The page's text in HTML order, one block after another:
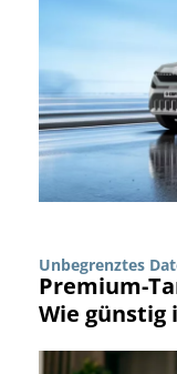
Unbegrenztes
Premium-
Wie günstig